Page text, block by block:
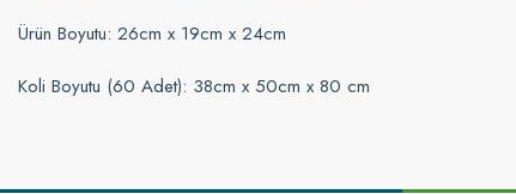
Ürün Boyutu: 26cm x 19cm x 24cm
Koli Boyutu (60 Adet): 38cm x 50cm x 80 cm